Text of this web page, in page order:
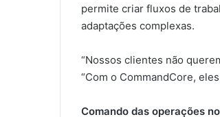
permite criar fluxos de
adaptações complexas.
“Nossos clientes não
“Com o CommandCore,
Comando das operações